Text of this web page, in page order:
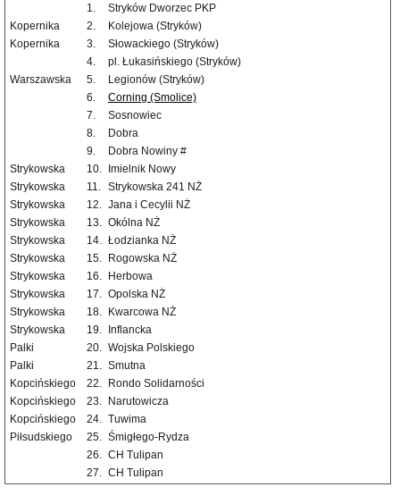
1.
Stryków Dworzec PKP
Kopernika
2.
Kolejowa (Stryków)
Kopernika
3.
Słowackiego (Stryków)
4.
pl. Łukasińskiego (Stryków)
Warszawska
5.
Legionów (Stryków)
6.
Corning (Smolice)
7.
Sosnowiec
8.
Dobra
9.
Dobra Nowiny #
Strykowska
10.
Imielnik Nowy
Strykowska
11. Strykowska 241 NŻ
Strykowska
12. Jana i Cecylii NŻ
Strykowska
13. Okólna NŻ
Strykowska
14. Łodzianka NŻ
Strykowska
15.
Rogowska NŻ
Strykowska
16.
Herbowa
Strykowska
17. Opolska NŻ
Strykowska
18.
Kwarcowa NŻ
Strykowska
19.
Inflancka
Palki
20. Wojska Polskiego
Palki
21. Smutna
Kopcińskiego
22.
Rondo Solidarności
Kopcińskiego
23.
Narutowicza
Kopcińskiego
24. Tuwima
Piłsudskiego
25. Śmigłego-Rydza
26. CH Tulipan
27. CH Tulipan